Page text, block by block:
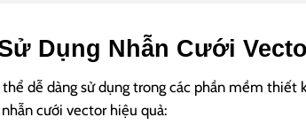
Dụng Nhẫn Cưới
dễ dàng sử dụng trong các phần mềm thiết
cưới vector hiệu quả: